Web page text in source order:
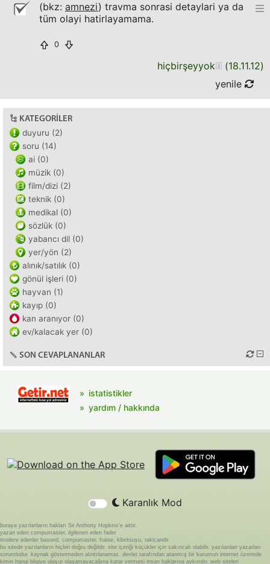
(bkz: amnezi) travma sonrasi detaylari ya da
tüm olayi hatirlayamama.
0
hiçbirşeyyok (18.11.12)
yenile
KATEGORILER
duyuru (2)
soru (14)
ai (0)
müzik (0)
film/dizi (2)
teknik (0)
medikal (0)
sözlük (0)
yabancı dil (0)
yer/yön (2)
alınık/satılık (0)
gönül işleri (0)
hayvan (1)
kayıp (0)
kan aranıyor (0)
ev/kalacak yer (0)
SON CEVAPLANANLAR
istatistikler
yardım / hakkında
Karanlık Mod
buraya yazılanların hakları Sir Anthony Hopkins'e aittir.
yazan eden compumaster, ilgilenen eden fader
modere edenler basond, compumaster, fraise, kibritsuyu, rakicandir
bu sitede yazılanların hiçbiri doğru değildir. site içeriği küçükler için sakıncalı olabilir. yazılardan yazarları
sorumludur. kaynak göstermeden alıntılanamaz. devlet tarafından atanmış bir kurumun internet üzerinde
kimin hangi bilgiye ulaşıp ulaşamayacağına karar vermesi insan haklarına aykırıdır. web siteleri